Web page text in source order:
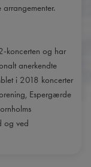
koncerten og har
anerkendte
i 2018 koncerter
Espergærde
og ved